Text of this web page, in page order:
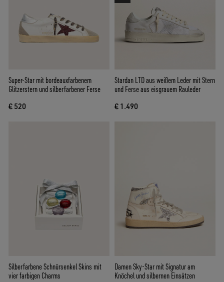
Super-Star mit bordeauxfarbenem
Glitzerstern und silberfarbener Ferse
€ 520
Stardan LTD aus weißem Leder mit Stern
und Ferse aus eisgrauem Rauleder
€ 1.490
Silberfarbene Schnürsenkel Skins mit
vier farbigen Charms
Damen Sky-Star mit Signatur am
Knöchel und silbernen Einsätzen